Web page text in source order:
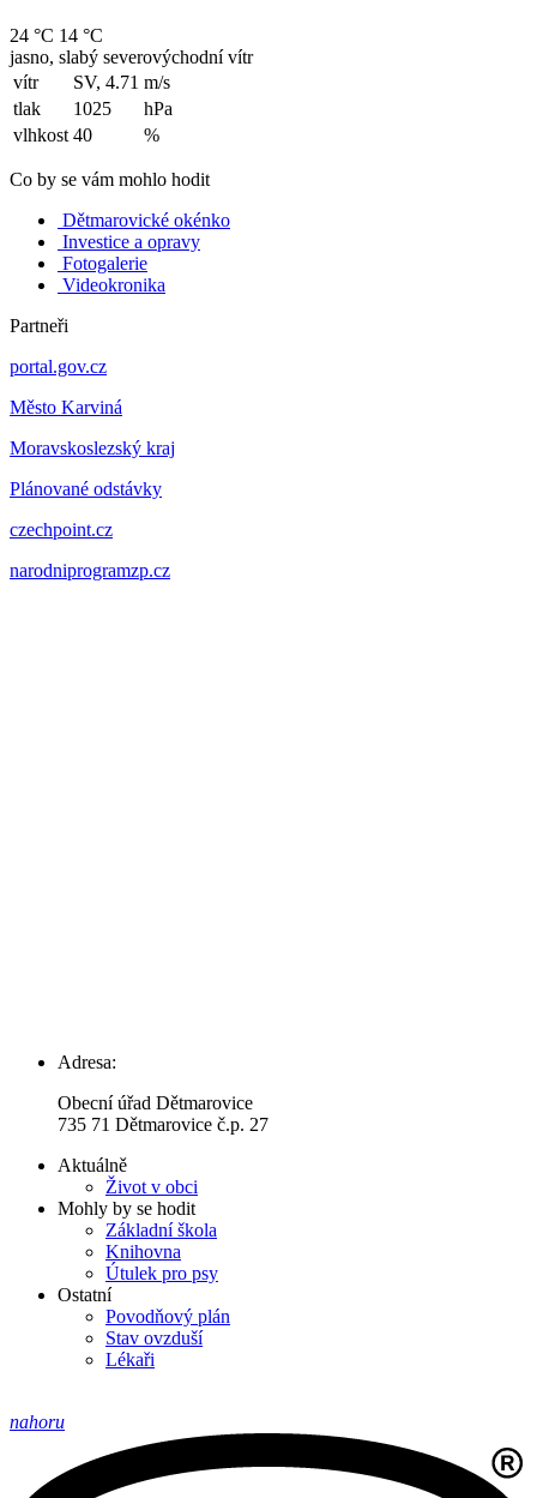
24 °C 14 °C
jasno, slabý severovýchodní vítr
vítr
SV, 4.71 m/s
tlak
1025
hPa
vlhkost 40 %
Co by se vám mohlo hodit
Dětmarovické okénko
Investice a opravy
Fotogalerie
Videokronika
Partneři
portal.gov.cz
Město Karviná
Moravskoslezský kraj
Plánované odstávky
czechpoint.cz
narodniprogramzp.cz
Adresa:
Obecní úřad Dětmarovice
735 71 Dětmarovice č.p. 27
Aktuálně
Život v obci
Mohly by se hodit
Základní škola
Knihovna
Útulek pro psy
Ostatní
Povodňový plán
Stav ovzduší
Lékaři
nahoru